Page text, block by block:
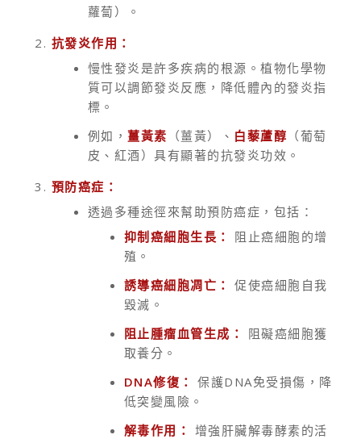
蘿蔔）。
抗發炎作用：
慢性發炎是許多疾病的根源。植物化學物
質可以調節發炎反應，降低體內的發炎指
標。
例如，薑黃素 （薑黃）、 白藜蘆醇 （葡萄
皮、紅酒）具有顯著的抗發炎功效。
預防癌症：
透過多種途徑來幫助預防癌症，包括：
抑制癌細胞生長：
阻止癌細胞的增
殖。
誘導癌細胞凋亡： 促使癌細胞自我
毀滅。
阻止腫瘤血管生成：
阻礙癌細胞獲
取養分。
DNA修復： 保護DNA免受損傷，降
低突變風險。
解毒作用： 增強肝臟解毒酵素的活